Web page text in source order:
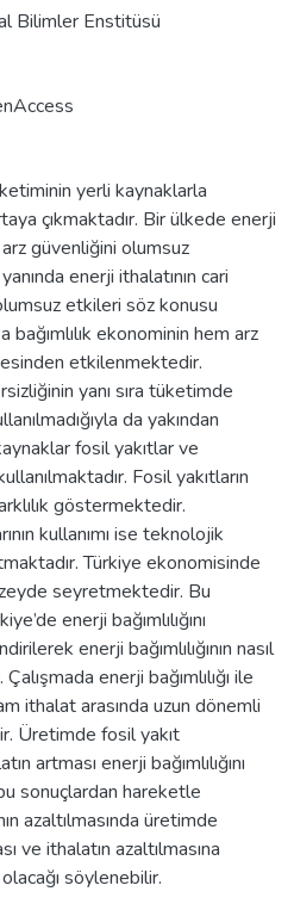
Bilimler Enstitüsü
yerli kaynaklarla
çıkmaktadır. Bir ülkede enerji
arz güvenliğini olumsuz
enerji ithalatının cari
etkileri söz konusu
ekonominin hem arz
etkilenmektedir.
yanı sıra tüketimde
da yakından
fosil yakıtlar ve
Fosil yakıtların
göstermektedir.
kullanımı ise teknolojik
Türkiye ekonomisinde
seyretmektedir. Bu
enerji bağımlılığını
enerji bağımlılığının nasıl
enerji bağımlılığı ile
ithalat arasında uzun dönemli
Üretimde fosil yakıt
artması enerji bağımlılığını
sonuçlardan hareketle
azaltılmasında üretimde
ve ithalatın azaltılmasına
söylenebilir.